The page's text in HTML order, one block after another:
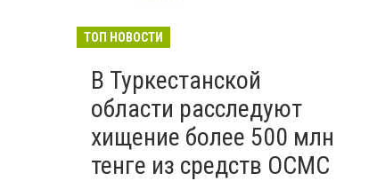
«Әділет» объединила
регионов на форуме
цифровых инициатив
КУРУЛТАЙ 2026
17:22
ТОП НОВОСТИ
В Туркестанской
области расследуют
хищение более 500 млн
тенге из средств ОСМС